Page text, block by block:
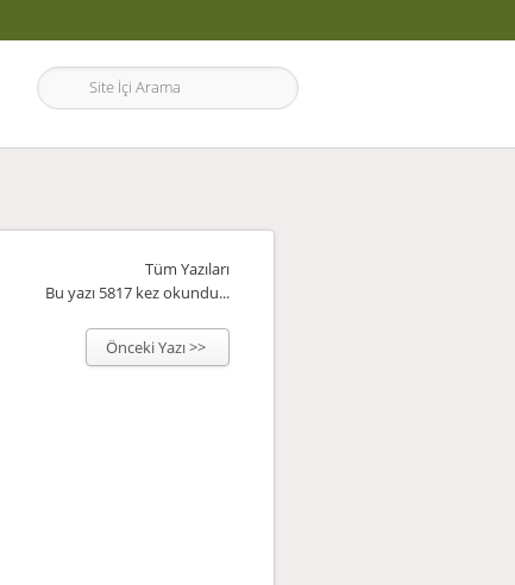
Tüm Yazıları
Bu yazı 5817 kez okundu...
Önceki Yazı >>